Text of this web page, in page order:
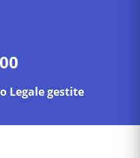
Legale gestite